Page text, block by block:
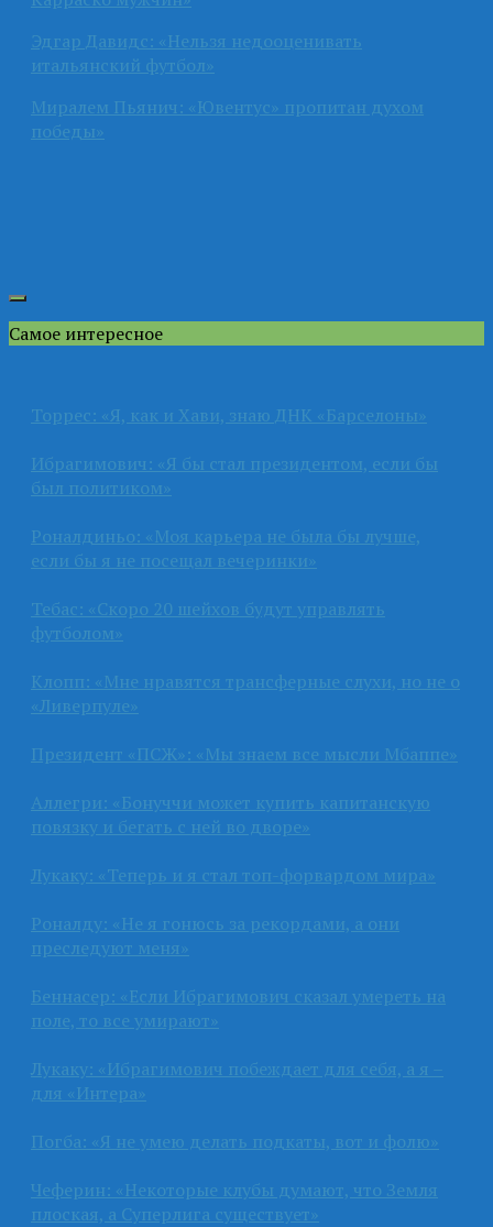
Эдгар Давидс: «Нельзя недооценивать
итальянский футбол»
Миралем Пьянич: «Ювентус» пропитан духом
победы»
Самое интересное
Торрес: «Я, как и Хави, знаю ДНК «Барселоны»
Ибрагимович: «Я бы стал президентом, если бы
был политиком»
Роналдиньо: «Моя карьера не была бы лучше,
если бы я не посещал вечеринки»
Тебас: «Скоро 20 шейхов будут управлять
футболом»
Клопп: «Мне нравятся трансферные слухи, но не о
«Ливерпуле»
Президент «ПСЖ»: «Мы знаем все мысли Мбаппе»
Аллегри: «Бонуччи может купить капитанскую
повязку и бегать с ней во дворе»
Лукаку: «Теперь и я стал топ-форвардом мира»
Роналду: «Не я гонюсь за рекордами, а они
преследуют меня»
Беннасер: «Если Ибрагимович сказал умереть на
поле, то все умирают»
Лукаку: «Ибрагимович побеждает для себя, а я –
для «Интера»
Погба: «Я не умею делать подкаты, вот и фолю»
Чеферин: «Некоторые клубы думают, что Земля
плоская, а Суперлига существует»